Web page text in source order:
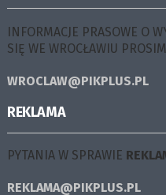
INFORMACJE PRASOWE O
SIĘ WE WROCŁAWIU
WROCLAW@PIKPLUS.PL
REKLAMA
PYTANIA W SPRAWIE
REKLAMA@PIKPLUS.PL